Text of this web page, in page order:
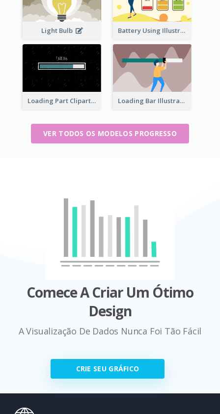
Light Bulb Battery Using Illustration
Loading Part Clipart Loading Bar Illustration
VER TODOS OS MODELOS PROGRESSO
Comece A Criar Um Ótimo
Design
A Visualização De Dados Nunca Foi Tão Fácil
CRIE SEU GRÁFICO